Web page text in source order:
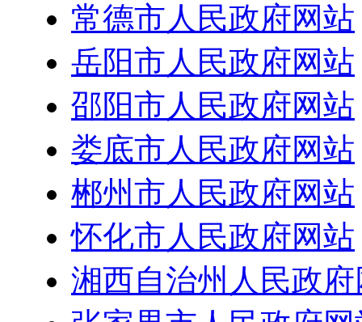
常德市人民政府网站
岳阳市人民政府网站
邵阳市人民政府网站
娄底市人民政府网站
郴州市人民政府网站
怀化市人民政府网站
湘西自治州人民政